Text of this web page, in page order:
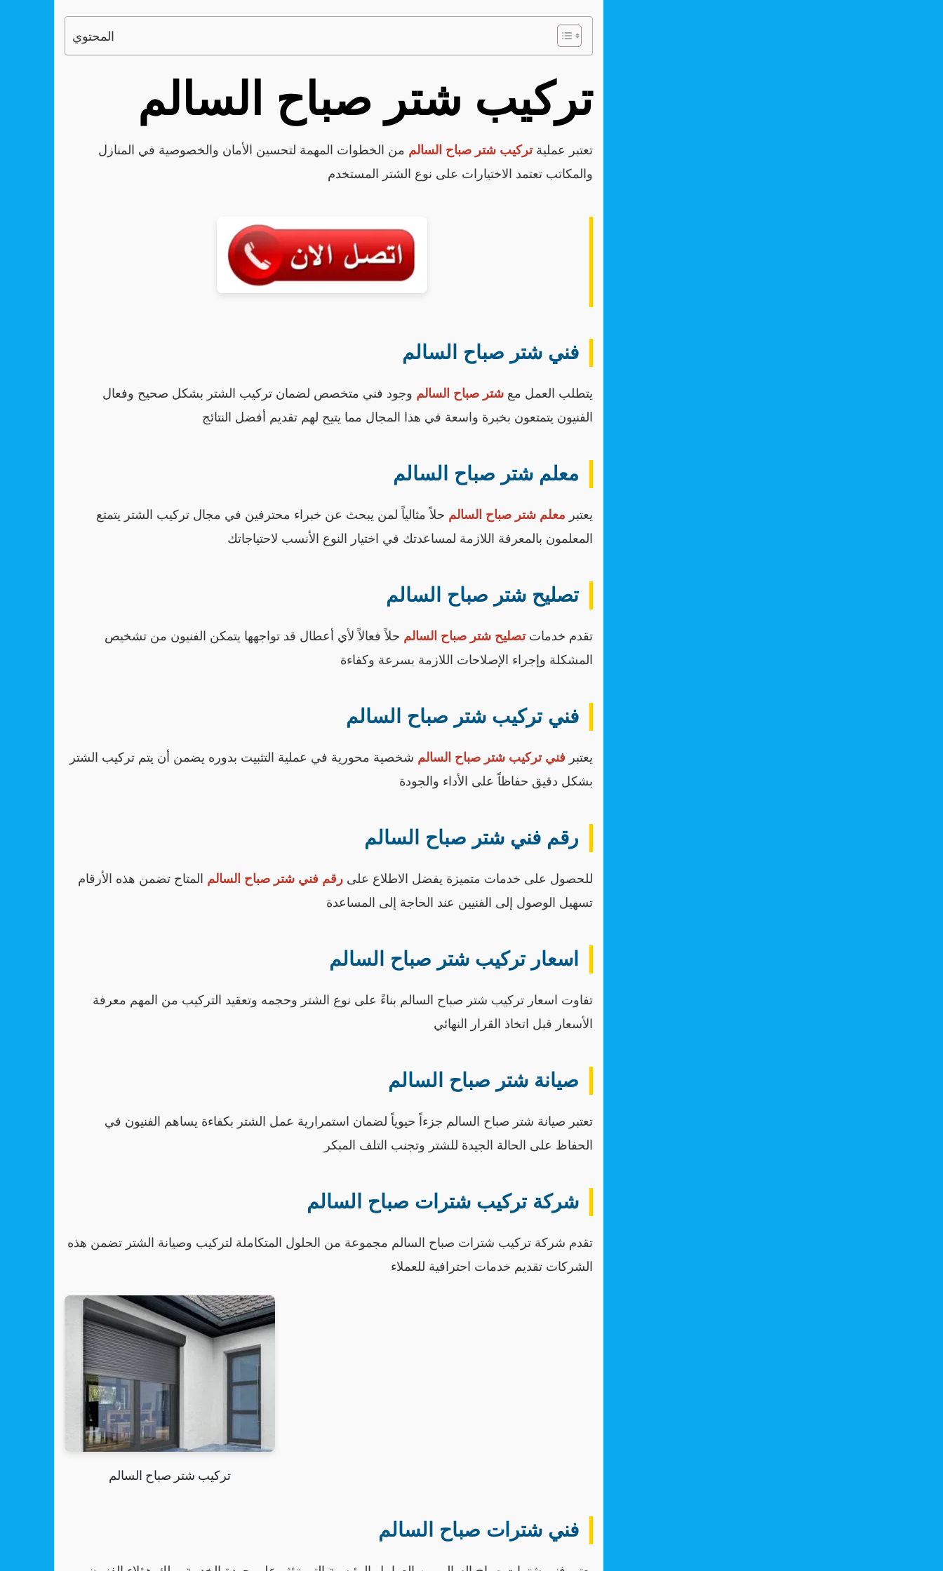
المحتوي
تركيب شتر صباح السالم
تعتبر عمليةتركيب شتر صباح السالم من الخطوات المهمة لتحسين الأمان والخصوصية في المنازل
والمكاتب تعتمد الاختيارات على نوع الشتر المستخدم
فني شتر صباح السالم
يتطلب العمل مع شتر صباح السالم وجود فني متخصص لضمان تركيب الشتر بشكل صحيح وفعال
الفنيون يتمتعون بخبرة واسعة في هذا المجال مما يتيح لهم تقديم أفضل النتائج
معلم شتر صباح السالم
يعتبر معلم شتر صباح السالم حلاً مثالياً لمن يبحث عن خبراء محترفين في مجال تركيب الشتر يتمتع
المعلمون بالمعرفة اللازمة لمساعدتك في اختيار النوع الأنسب لاحتياجاتك
تصليح شتر صباح السالم
تقدم خدماتتصليح شتر صباح السالم حلاً فعالاً لأي أعطال قد تواجهها يتمكن الفنيون من تشخيص
المشكلة وإجراء الإصلاحات اللازمة بسرعة وكفاءة
فني تركيب شتر صباح السالم
يعتبر فني تركيب شتر صباح السالم شخصية محورية في عملية التثبيت بدوره يضمن أن يتم تركيب الشتر
بشكل دقيق حفاظاً على الأداء والجودة
رقم فني شتر صباح السالم
للحصول على خدمات متميزة يفضل الاطلاع على رقم فني شتر صباح السالم المتاح تضمن هذه الأرقام
تسهيل الوصول إلى الفنيين عند الحاجة إلى المساعدة
اسعار تركيب شتر صباح السالم
تفاوت اسعار تركيب شتر صباح السالم بناءً على نوع الشتر وحجمه وتعقيد التركيب من المهم معرفة
الأسعار قبل اتخاذ القرار النهائي
صيانة شتر صباح السالم
تعتبر صيانة شتر صباح السالم جزءاً حيوياً لضمان استمرارية عمل الشتر بكفاءة يساهم الفنيون في
الحفاظ على الحالة الجيدة للشتر وتجنب التلف المبكر
شركة تركيب شترات صباح السالم
تقدم شركة تركيب شترات صباح السالم مجموعة من الحلول المتكاملة لتركيب وصيانة الشتر تضمن هذه
الشركات تقديم خدمات احترافية للعملاء
تركيب شتر صباح السالم
فني شترات صباح السالم